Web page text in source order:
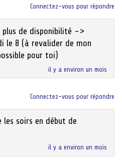
il y a environ un mois
de disponibilité ->
le 8 (à revalider de mon
pour toi)
Connectez-vous pour répondre
il y a environ un mois
les soirs en début de
Connectez-vous pour répondre